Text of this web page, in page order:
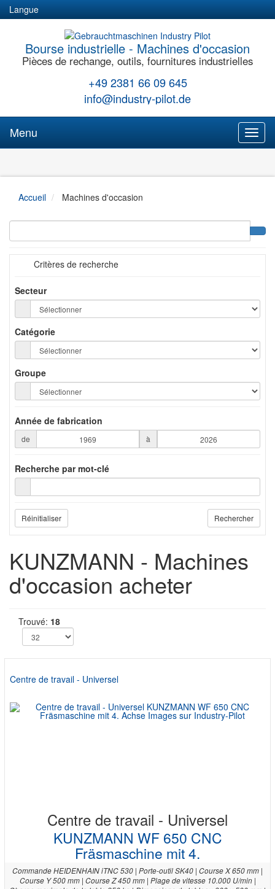
Langue
Bourse industrielle - Machines d'occasion
Pièces de rechange, outils, fournitures industrielles
+49 2381 66 09 645
info@industry-pilot.de
Menu
Accueil Machines d'occasion
Critères de recherche
Secteur
Catégorie
Groupe
Année de fabrication
de à
Recherche par mot-clé
Réinitialiser Rechercher
KUNZMANN - Machines
d'occasion acheter
Trouvé: 18
Centre de travail - Universel
Centre de travail - Universel
KUNZMANN WF 650 CNC
Fräsmaschine mit 4.
Commande HEIDENHAIN iTNC 530 | Porte-outil SK40 | Course X 650 mm |
Course Y 500 mm | Course Z 450 mm | Plage de vitesse 10.000 U/min |